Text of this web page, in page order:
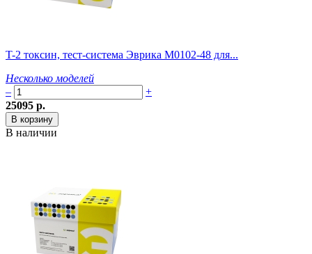
T-2 токсин, тест-система Эврика M0102-48 для...
Несколько моделей
–
+
25095 р.
В наличии